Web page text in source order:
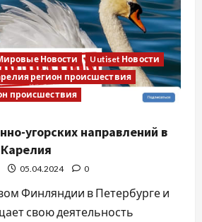
Новости
Uutiset Новости
регион происшествия
происшествия
угорских направлений в
05.04.2024 0
Финляндии в Петербурге и
свою деятельность